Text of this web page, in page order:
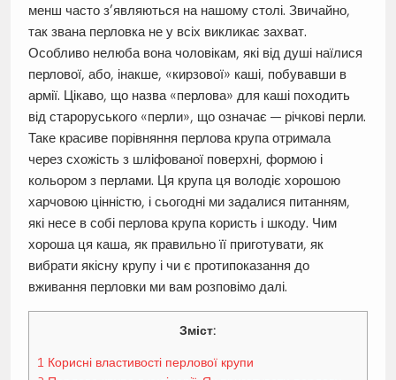
менш часто з’являються на нашому столі. Звичайно,
так звана перловка не у всіх викликає захват.
Особливо нелюба вона чоловікам, які від душі наїлися
перлової, або, інакше, «кирзової» каші, побувавши в
армії. Цікаво, що назва «перлова» для каші походить
від староруського «перли», що означає — річкові перли.
Таке красиве порівняння перлова крупа отримала
через схожість з шліфованої поверхні, формою і
кольором з перлами. Ця крупа ця володіє хорошою
харчовою цінністю, і сьогодні ми задалися питанням,
які несе в собі перлова крупа користь і шкоду. Чим
хороша ця каша, як правильно її приготувати, як
вибрати якісну крупу і чи є протипоказання до
вживання перловки ми вам розповімо далі.
Зміст:
1 Корисні властивості перлової крупи